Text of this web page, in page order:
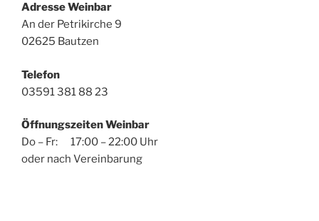
Adresse Weinbar
An der Petrikirche 9
02625 Bautzen
Telefon
03591 381 88 23
Öffnungszeiten Weinbar
Do – Fr: 17:00 – 22:00 Uhr
oder nach Vereinbarung